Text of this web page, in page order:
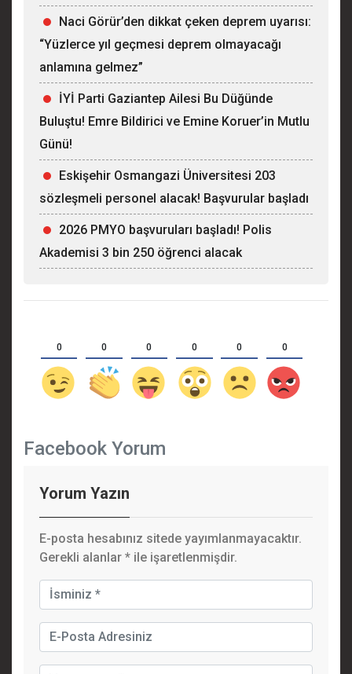
Naci Görür’den dikkat çeken deprem uyarısı:
“Yüzlerce yıl geçmesi deprem olmayacağı
anlamına gelmez”
İYİ Parti Gaziantep Ailesi Bu Düğünde
Buluştu! Emre Bildirici ve Emine Koruer’in Mutlu
Günü!
Eskişehir Osmangazi Üniversitesi 203
sözleşmeli personel alacak! Başvurular başladı
2026 PMYO başvuruları başladı! Polis
Akademisi 3 bin 250 öğrenci alacak
0 0 0 0 0 0
Facebook Yorum
Yorum Yazın
E-posta hesabınız sitede yayımlanmayacaktır.
Gerekli alanlar * ile işaretlenmişdir.